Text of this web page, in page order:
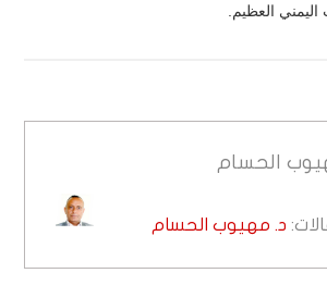
العظيم.
الحسام
د. مهيوب الحسام